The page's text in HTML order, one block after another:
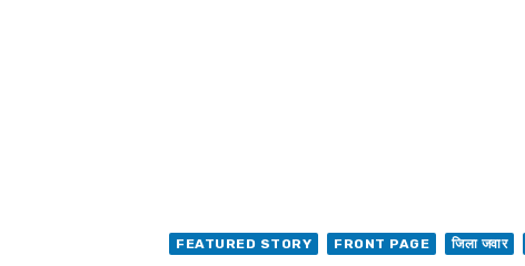
FEATURED STORY FRONT PAGE जिला जवार